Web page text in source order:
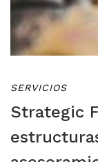
SERVICIOS
Strategic